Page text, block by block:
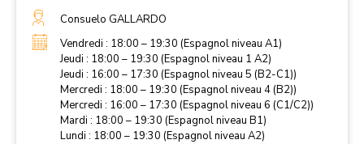
Consuelo GALLARDO
Vendredi : 18:00 – 19:30 (Espagnol niveau A1)
Jeudi : 18:00 – 19:30 (Espagnol niveau 1 A2)
Jeudi : 16:00 – 17:30 (Espagnol niveau 5 (B2-C1))
Mercredi : 18:00 – 19:30 (Espagnol niveau 4 (B2))
Mercredi : 16:00 – 17:30 (Espagnol niveau 6 (C1/C2))
Mardi : 18:00 – 19:30 (Espagnol niveau B1)
Lundi : 18:00 – 19:30 (Espagnol niveau A2)